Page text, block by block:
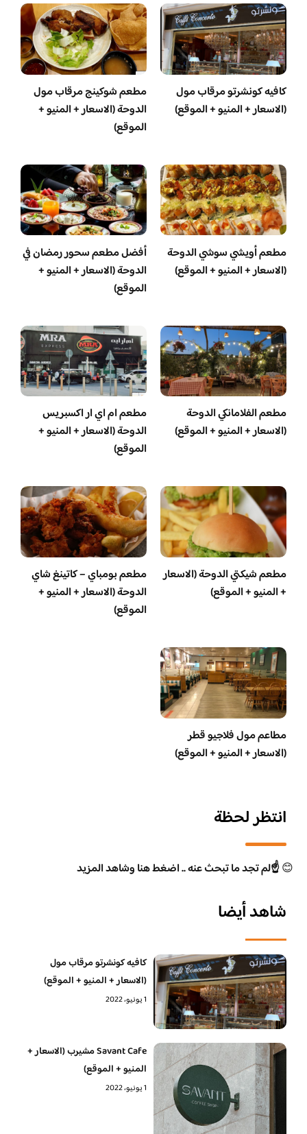
كافيه كونشرتو مرقاب مول
(الاسعار + المنيو + الموقع)
مطعم شوكينج مرقاب مول
الدوحة (الاسعار + المنيو +
الموقع)
مطعم أويشي سوشي الدوحة
(الاسعار + المنيو + الموقع)
أفضل مطعم سحور رمضان في
الدوحة (الاسعار + المنيو +
الموقع)
مطعم الفلامانكي الدوحة
(الاسعار + المنيو + الموقع)
مطعم ام اي ار اكسبريس
الدوحة (الاسعار + المنيو +
الموقع)
مطعم شيكتي الدوحة (الاسعار
+ المنيو + الموقع)
مطعم بومباي – كاتينغ شاي
الدوحة (الاسعار + المنيو +
الموقع)
مطاعم مول فلاجيو قطر
(الاسعار + المنيو + الموقع)
انتظر لحظة
😊☝️لم تجد ما تبحث عنه .. اضغط هنا وشاهد المزيد
شاهد أيضا
كافيه كونشرتو مرقاب مول
(الاسعار + المنيو + الموقع)
1 يونيو، 2022
Savant Cafe مشيرب (الاسعار +
المنيو + الموقع)
1 يونيو، 2022